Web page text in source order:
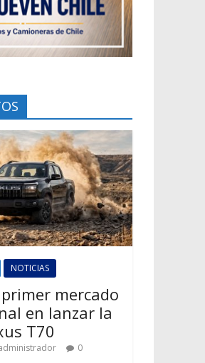
NOTICIAS
mercado
en lanzar la
T70
0